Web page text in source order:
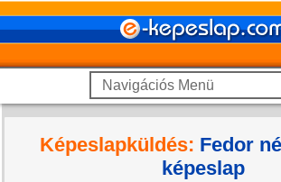
Képeslapküldés: Fedor
képeslap